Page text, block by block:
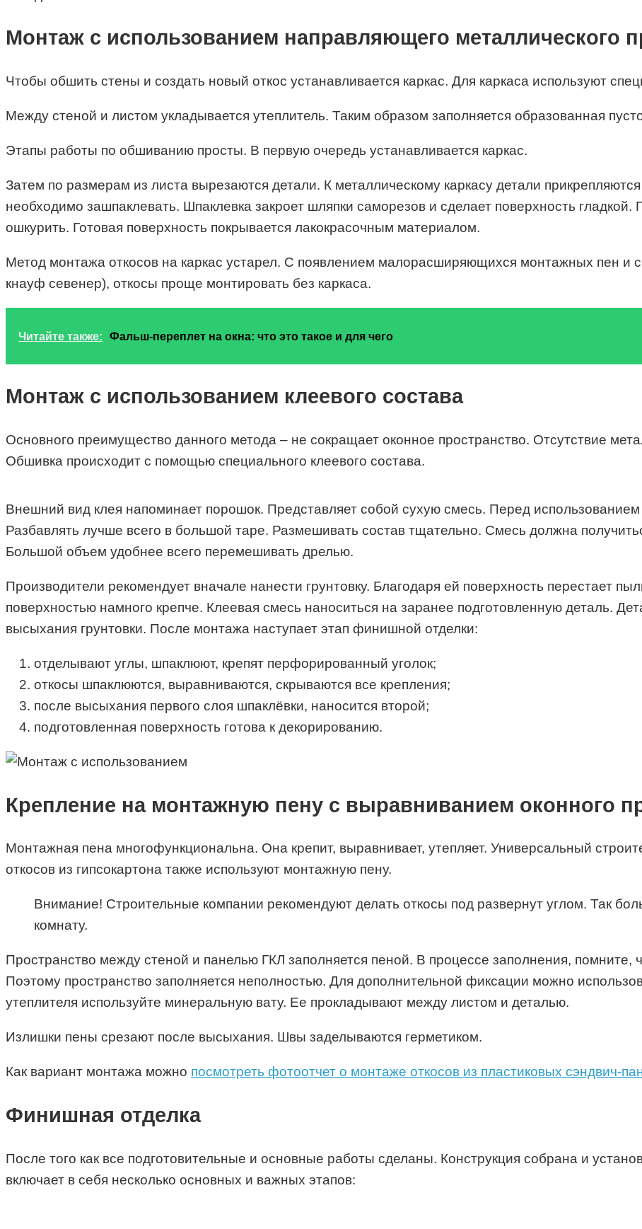
Монтаж с использованием направляющего металлического
Чтобы обшить стены и создать новый откос устанавливается каркас. Для каркаса используют
Между стеной и листом укладывается утеплитель. Таким образом заполняется образованная
Этапы работы по обшиванию просты. В первую очередь устанавливается каркас.
Затем по размерам из листа вырезаются детали. К металлическому каркасу детали
необходимо зашпаклевать. Шпаклевка закроет шляпки саморезов и сделает поверхность
ошкурить. Готовая поверхность покрывается лакокрасочным материалом.
Метод монтажа откосов на каркас устарел. С появлением малорасширяющихся монтажных пен и
кнауф севенер), откосы проще монтировать без каркаса.
Читайте также: Фальш-переплет на окна: что это такое и для чего
Монтаж с использованием клеевого состава
Основного преимущество данного метода – не сокращает оконное пространство. Отсутствие
Обшивка происходит с помощью специального клеевого состава.
Внешний вид клея напоминает порошок. Представляет собой сухую смесь. Перед
Разбавлять лучше всего в большой таре. Размешивать состав тщательно. Смесь должна
Большой объем удобнее всего перемешивать дрелью.
Производители рекомендует вначале нанести грунтовку. Благодаря ей поверхность перестает
поверхностью намного крепче. Клеевая смесь наноситься на заранее подготовленную деталь.
высыхания грунтовки. После монтажа наступает этап финишной отделки:
отделывают углы, шпаклюют, крепят перфорированный уголок;
откосы шпаклюются, выравниваются, скрываются все крепления;
после высыхания первого слоя шпаклёвки, наносится второй;
подготовленная поверхность готова к декорированию.
Крепление на монтажную пену с выравниванием оконного
Монтажная пена многофункциональна. Она крепит, выравнивает, утепляет. Универсальный
откосов из гипсокартона также используют монтажную пену.
Внимание! Строительные компании рекомендуют делать откосы под развернут углом. Так
комнату.
Пространство между стеной и панелью ГКЛ заполняется пеной. В процессе заполнения, помните,
Поэтому пространство заполняется неполностью. Для дополнительной фиксации можно
утеплителя используйте минеральную вату. Ее прокладывают между листом и деталью.
Излишки пены срезают после высыхания. Швы заделываются герметиком.
Как вариант монтажа можно посмотреть фотоотчет о монтаже откосов из пластиковых сэндвич-
Финишная отделка
После того как все подготовительные и основные работы сделаны. Конструкция собрана и
включает в себя несколько основных и важных этапов: